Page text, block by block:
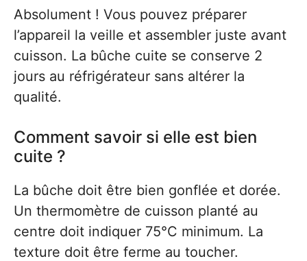
Absolument ! Vous pouvez préparer
l’appareil la veille et assembler juste avant
cuisson. La bûche cuite se conserve 2
jours au réfrigérateur sans altérer la
qualité.
Comment savoir si elle est bien
cuite ?
La bûche doit être bien gonflée et dorée.
Un thermomètre de cuisson planté au
centre doit indiquer 75°C minimum. La
texture doit être ferme au toucher.